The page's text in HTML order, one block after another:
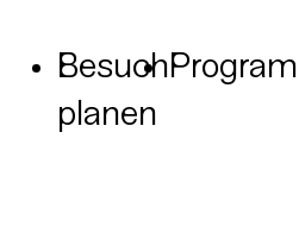
Besuch
planen